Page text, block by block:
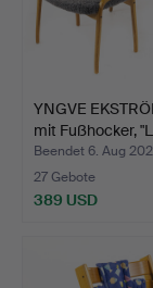
YNGVE
mit Fußhocker,
Beendet 6. Aug
27 Gebote
389 USD